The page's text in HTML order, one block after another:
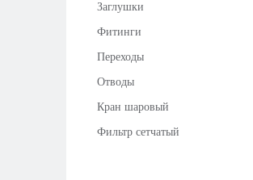
Заглушки
Фитинги
Переходы
Отводы
Кран шаровый
Фильтр сетчатый